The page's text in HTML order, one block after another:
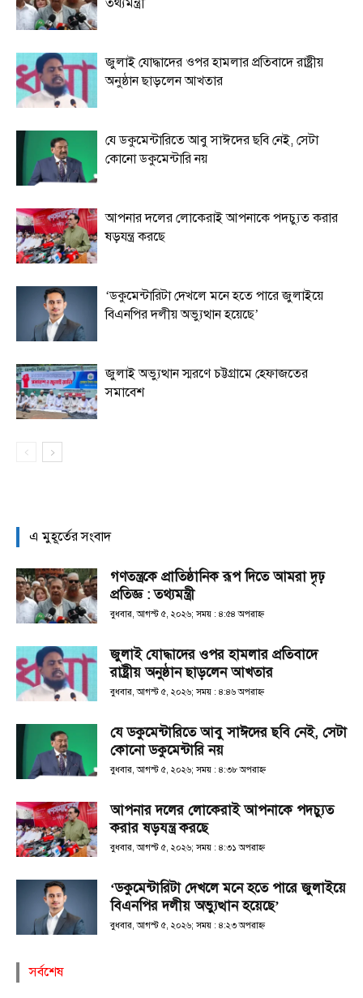
জুলাই যোদ্ধাদের ওপর হামলার প্রতিবাদে রাষ্ট্রীয়
অনুষ্ঠান ছাড়লেন আখতার
যে ডকুমেন্টারিতে আবু সাঈদের ছবি নেই, সেটা
কোনো ডকুমেন্টারি নয়
আপনার দলের লোকেরাই আপনাকে পদচ্যুত করার
ষড়যন্ত্র করছে
‘ডকুমেন্টারিটা দেখলে মনে হতে পারে জুলাইয়ে
বিএনপির দলীয় অভ্যুত্থান হয়েছে’
জুলাই অভ্যুত্থান স্মরণে চট্টগ্রামে হেফাজতের
সমাবেশ
এ মুহূর্তের সংবাদ
গণতন্ত্রকে প্রাতিষ্ঠানিক রূপ দিতে আমরা দৃঢ়
প্রতিজ্ঞ : তথ্যমন্ত্রী
বুধবার, আগস্ট ৫, ২০২৬; সময় : ৪:৫৪ অপরাহ্ণ
জুলাই যোদ্ধাদের ওপর হামলার প্রতিবাদে
রাষ্ট্রীয় অনুষ্ঠান ছাড়লেন আখতার
বুধবার, আগস্ট ৫, ২০২৬; সময় : ৪:৪৬ অপরাহ্ণ
যে ডকুমেন্টারিতে আবু সাঈদের ছবি নেই, সেটা
কোনো ডকুমেন্টারি নয়
বুধবার, আগস্ট ৫, ২০২৬; সময় : ৪:৩৮ অপরাহ্ণ
আপনার দলের লোকেরাই আপনাকে পদচ্যুত
করার ষড়যন্ত্র করছে
বুধবার, আগস্ট ৫, ২০২৬; সময় : ৪:৩১ অপরাহ্ণ
‘ডকুমেন্টারিটা দেখলে মনে হতে পারে জুলাইয়ে
বিএনপির দলীয় অভ্যুত্থান হয়েছে’
বুধবার, আগস্ট ৫, ২০২৬; সময় : ৪:২৩ অপরাহ্ণ
সর্বশেষ